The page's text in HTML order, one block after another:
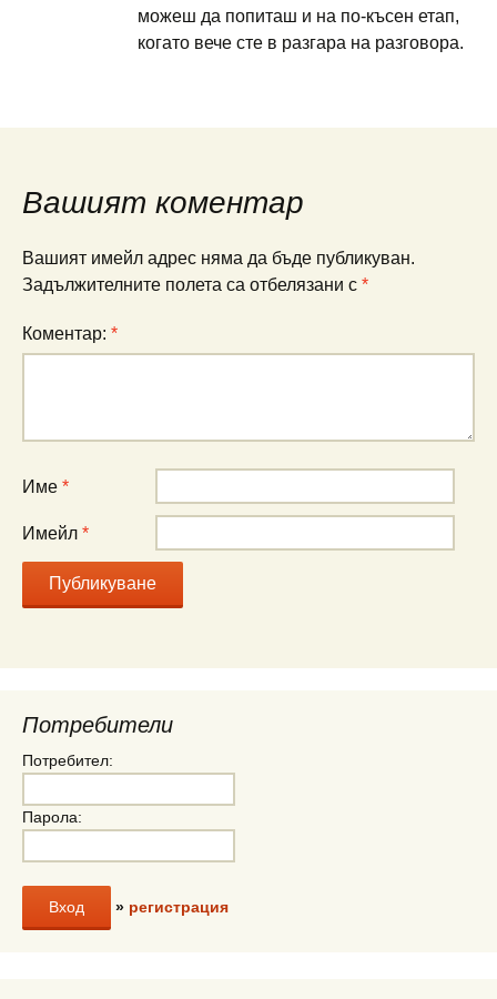
можеш да попиташ и на по-късен етап,
когато вече сте в разгара на разговора.
Вашият коментар
Вашият имейл адрес няма да бъде публикуван.
Задължителните полета са отбелязани с *
Коментар: *
Име *
Имейл *
Потребители
Потребител:
Парола:
» регистрация